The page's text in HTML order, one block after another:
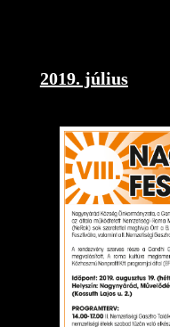
2019. július